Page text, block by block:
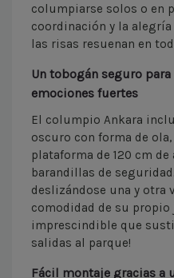
columpiarse solos o en
coordinación y la alegría
las risas resuenan en
Un tobogán seguro
emociones fuertes
El columpio Ankara
oscuro con forma de
plataforma de 120 cm
barandillas de
deslizándose una y otra
comodidad de su propio
imprescindible que
salidas al parque!
Fácil montaje gracias a